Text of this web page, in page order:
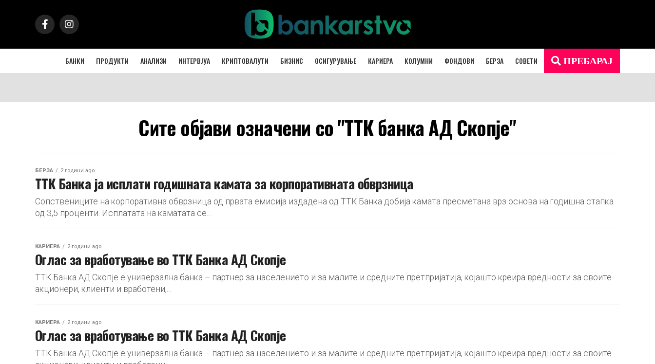
БАНКИ ПРОДУКТИ АНАЛИЗИ ИНТЕРВЈУА КРИПТОВАЛУТИ БИЗНИС ОСИГУРУВАЊЕ КАРИЕРА КОЛУМНИ ФОНДОВИ БЕРЗА СОВЕТИ ПРЕБАРАЈ
Сите објави означени со "ТТК банка АД Скопје"
БЕРЗА 2 години ago
ТТК Банка ја исплати годишната камата за корпоративната обврзница
Сопствениците на корпоративна обврзница од првата емисија издадена од ТТК Банка добија камата пресметана врз основа на годишна стапка
од 3,5 проценти. Исплатата на каматата се...
КАРИЕРА 2 години ago
Оглас за вработување во ТТК Банка АД Скопје
ТТК Банка АД Скопје е универзална банка – партнер за населението и за малите и средните претпријатија, којашто креира вредности за своите
акционери, клиенти и вработени,...
КАРИЕРА 2 години ago
Оглас за вработување во ТТК Банка АД Скопје
ТТК Банка АД Скопје е универзална банка – партнер за населението и за малите и средните претпријатија, којашто креира вредности за своите